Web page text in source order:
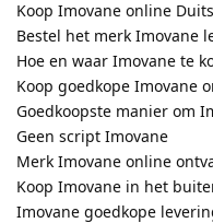
Koop Imovane online
Bestel het merk Imovane
Hoe en waar Imovane te
Koop goedkope Imovane
Goedkoopste manier om
Geen script Imovane
Merk Imovane online
Koop Imovane in het
Imovane goedkope